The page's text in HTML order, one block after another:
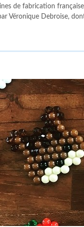
de fabrication
Véronique Debroise,